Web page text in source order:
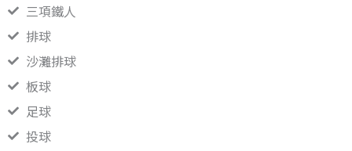
三項鐵人
排球
沙灘排球
板球
足球
投球